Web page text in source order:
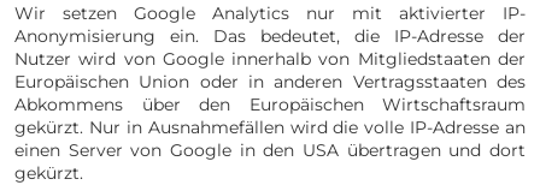
Wir setzen Google Analytics nur mit aktivierter IP-
Anonymisierung ein. Das bedeutet, die IP-Adresse der
Nutzer wird von Google innerhalb von Mitgliedstaaten der
Europäischen Union oder in anderen Vertragsstaaten des
Abkommens über den Europäischen Wirtschaftsraum
gekürzt. Nur in Ausnahmefällen wird die volle IP-Adresse an
einen Server von Google in den USA übertragen und dort
gekürzt.